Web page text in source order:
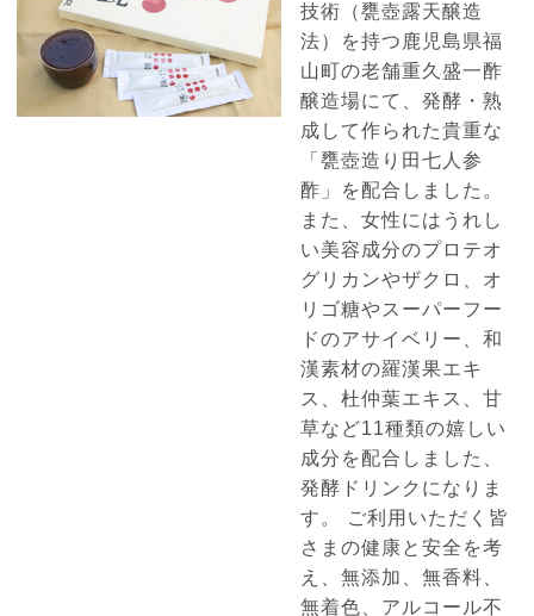
技術（甕壺露天醸造
法）を持つ鹿児島県福
山町の老舗重久盛一酢
醸造場にて、発酵・熟
成して作られた貴重な
「甕壺造り田七人参
酢」を配合しました。
また、女性にはうれし
い美容成分のプロテオ
グリカンやザクロ、オ
リゴ糖やスーパーフー
ドのアサイベリー、和
漢素材の羅漢果エキ
ス、杜仲葉エキス、甘
草など11種類の嬉しい
成分を配合しました、
発酵ドリンクになりま
す。 ご利用いただく皆
さまの健康と安全を考
え、無添加、無香料、
無着色、アルコール不